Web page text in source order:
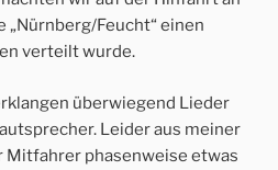
„Nürnberg/Feucht“ einen
verteilt wurde.
überwiegend Lieder
Leider aus meiner
Mitfahrer phasenweise etwas